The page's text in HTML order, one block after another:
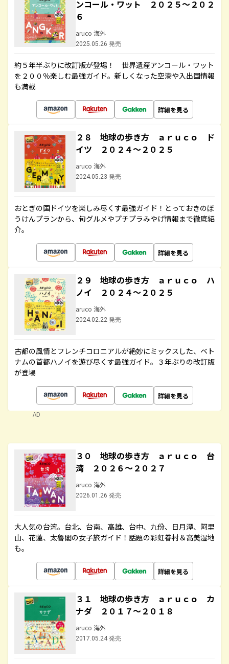
ンコール・ワット ２０２５～２０２
６
aruco 海外
2025.05.26 発売
約５年半ぶりに改訂版が登場！ 世界遺産アンコール・ワット
を２００％楽しむ最強ガイド。新しくなった空港や入出国情報
も満載
詳細を見る
２８ 地球の歩き方 ａｒｕｃｏ ド
イツ ２０２４～２０２５
aruco 海外
2024.05.23 発売
おとぎの国ドイツを楽しみ尽くす最強ガイド！とっておきのぼ
うけんプランから、旬グルメやプチプラみやげ情報まで徹底紹
介。
詳細を見る
２９ 地球の歩き方 ａｒｕｃｏ ハ
ノイ ２０２４～２０２５
aruco 海外
2024.02.22 発売
古都の風情とフレンチコロニアルが絶妙にミックスした、ベト
ナムの首都ハノイを遊び尽くす最強ガイド。３年ぶりの改訂版
が登場
詳細を見る
AD
３０ 地球の歩き方 ａｒｕｃｏ 台
湾 ２０２６～２０２７
aruco 海外
2026.01.26 発売
大人気の台湾。台北、台南、高雄、台中、九份、日月潭、阿里
山、花蓮、太魯閣の女子旅ガイド！話題の彩虹眷村＆高美湿地
も。
詳細を見る
３１ 地球の歩き方 ａｒｕｃｏ カ
ナダ ２０１７～２０１８
aruco 海外
2017.05.24 発売